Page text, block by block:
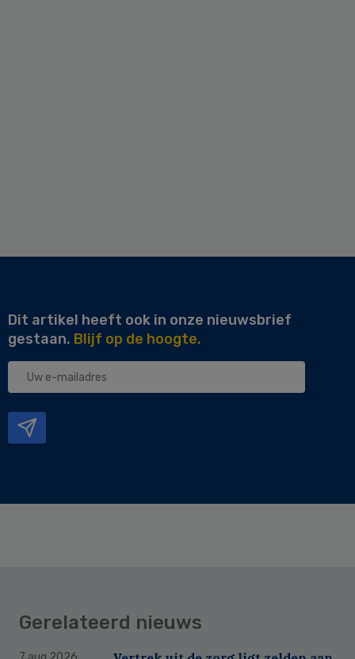
Dit artikel heeft ook in onze nieuwsbrief
gestaan. Blijf op de hoogte.
Uw
Gerelateerd nieuws